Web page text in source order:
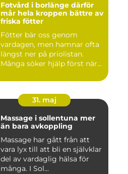
Fotvård i borlänge därför
mår hela kroppen bättre av
friska fötter
Fötter bär oss genom
vardagen, men hamnar ofta
längst ner på priolistan.
Många söker hjälp först när...
31. maj
Massage i sollentuna mer
än bara avkoppling
Massage har gått från att
vara lyx till att bli en självklar
del av vardaglig hälsa för
många. I Sol...